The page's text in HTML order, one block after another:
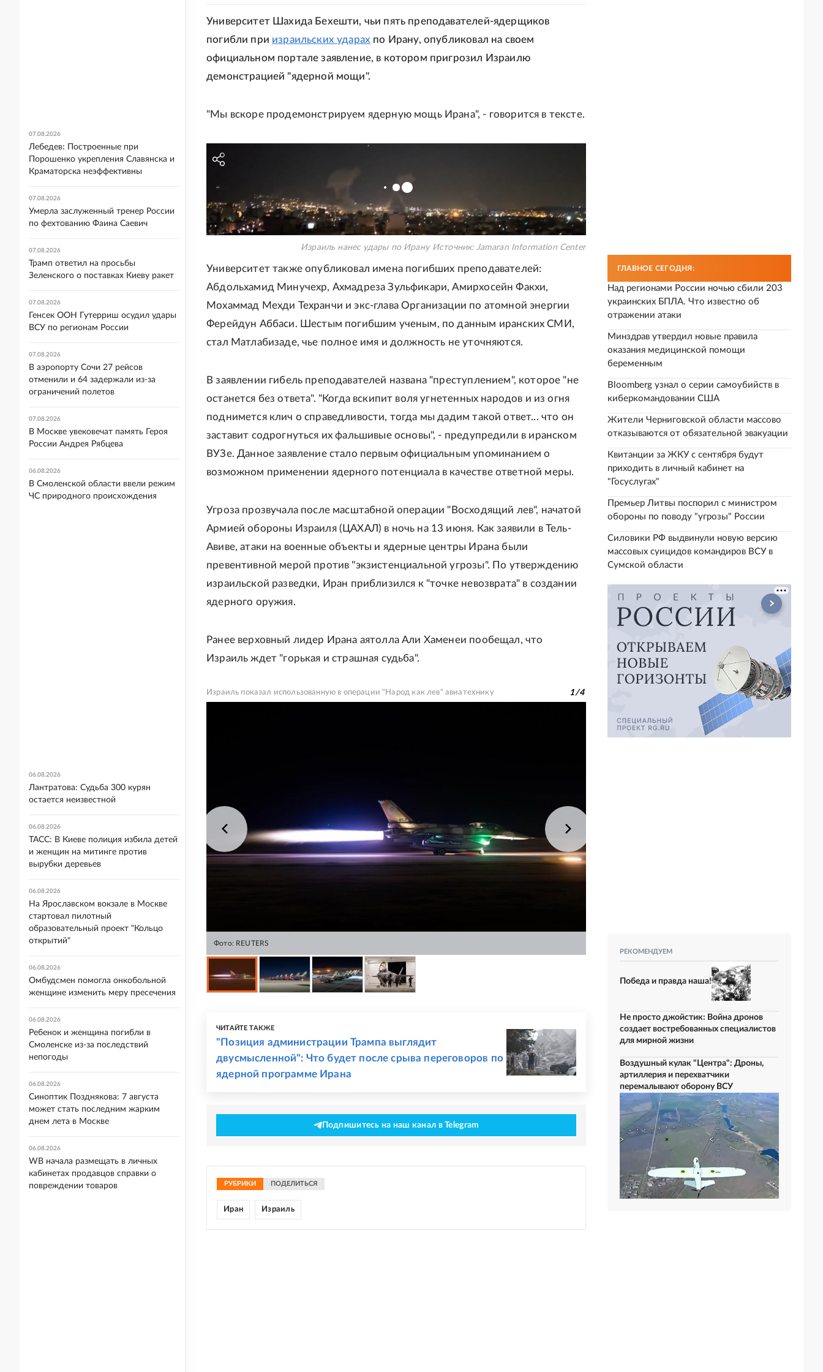
Университет Шахида Бехешти, чьи пять преподавателей-ядерщиков
погибли при израильских ударах по Ирану, опубликовал на своем
официальном портале заявление, в котором пригрозил Израилю
демонстрацией "ядерной мощи".
"Мы вскоре продемонстрируем ядерную мощь Ирана", - говорится в тексте.
Израиль нанес удары по Ирану Источник: Jamaran Information Center
Университет также опубликовал имена погибших преподавателей:
Абдольхамид Минучехр, Ахмадреза Зульфикари, Амирхосейн Факхи,
Мохаммад Мехди Техранчи и экс-глава Организации по атомной энергии
Ферейдун Аббаси. Шестым погибшим ученым, по данным иранских СМИ,
стал Матлабизаде, чье полное имя и должность не уточняются.
В заявлении гибель преподавателей названа "преступлением", которое "не
останется без ответа". "Когда вскипит воля угнетенных народов и из огня
поднимется клич о справедливости, тогда мы дадим такой ответ... что он
заставит содрогнуться их фальшивые основы", - предупредили в иранском
ВУЗе. Данное заявление стало первым официальным упоминанием о
возможном применении ядерного потенциала в качестве ответной меры.
Угроза прозвучала после масштабной операции "Восходящий лев", начатой
Армией обороны Израиля (ЦАХАЛ) в ночь на 13 июня. Как заявили в Тель-
Авиве, атаки на военные объекты и ядерные центры Ирана были
превентивной мерой против "экзистенциальной угрозы". По утверждению
израильской разведки, Иран приблизился к "точке невозврата" в создании
ядерного оружия.
Ранее верховный лидер Ирана аятолла Али Хаменеи пообещал, что
Израиль ждет "горькая и страшная судьба".
Израиль показал использованную в операции "Народ как лев" авиатехнику 1/4
Фото: REUTERS
ЧИТАЙТЕ ТАКЖЕ
"Позиция администрации Трампа выглядит
двусмысленной": Что будет после срыва переговоров по
ядерной программе Ирана
Подпишитесь на наш канал в Telegram
РУБРИКИ ПОДЕЛИТЬСЯ
Иран Израиль
ГЛАВНОЕ СЕГОДНЯ:
Над регионами России ночью сбили 203
украинских БПЛА. Что известно об
отражении атаки
Минздрав утвердил новые правила
оказания медицинской помощи
беременным
Bloomberg узнал о серии самоубийств в
киберкомандовании США
Жители Черниговской области массово
отказываются от обязательной эвакуации
Квитанции за ЖКУ с сентября будут
приходить в личный кабинет на
"Госуслугах"
Премьер Литвы поспорил с министром
обороны по поводу "угрозы" России
Силовики РФ выдвинули новую версию
массовых суицидов командиров ВСУ в
Сумской области
РЕКОМЕНДУЕМ
Победа и правда наша!
Не просто джойстик: Война дронов
создает востребованных специалистов
для мирной жизни
Воздушный кулак "Центра": Дроны,
артиллерия и перехватчики
перемалывают оборону ВСУ
07.08.2026
Лебедев: Построенные при
Порошенко укрепления Славянска и
Краматорска неэффективны
07.08.2026
Умерла заслуженный тренер России
по фехтованию Фаина Саевич
07.08.2026
Трамп ответил на просьбы
Зеленского о поставках Киеву ракет
07.08.2026
Генсек ООН Гутерриш осудил удары
ВСУ по регионам России
07.08.2026
В аэропорту Сочи 27 рейсов
отменили и 64 задержали из-за
ограничений полетов
07.08.2026
В Москве увековечат память Героя
России Андрея Рябцева
06.08.2026
В Смоленской области ввели режим
ЧС природного происхождения
06.08.2026
Лантратова: Судьба 300 курян
остается неизвестной
06.08.2026
ТАСС: В Киеве полиция избила детей
и женщин на митинге против
вырубки деревьев
06.08.2026
На Ярославском вокзале в Москве
стартовал пилотный
образовательный проект "Кольцо
открытий"
06.08.2026
Омбудсмен помогла онкобольной
женщине изменить меру пресечения
06.08.2026
Ребенок и женщина погибли в
Смоленске из-за последствий
непогоды
06.08.2026
Синоптик Позднякова: 7 августа
может стать последним жарким
днем лета в Москве
06.08.2026
WB начала размещать в личных
кабинетах продавцов справки о
повреждении товаров